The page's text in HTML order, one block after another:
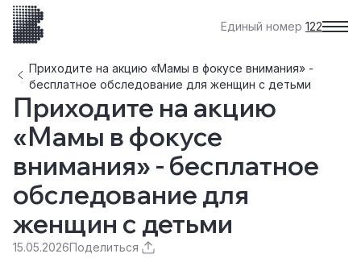
Единый номер 122
Приходите на акцию «Мамы в фокусе внимания» -
бесплатное обследование для женщин с детьми
Приходите на акцию
«Мамы в фокусе
внимания» - бесплатное
обследование для
женщин с детьми
15.05.2026Поделиться